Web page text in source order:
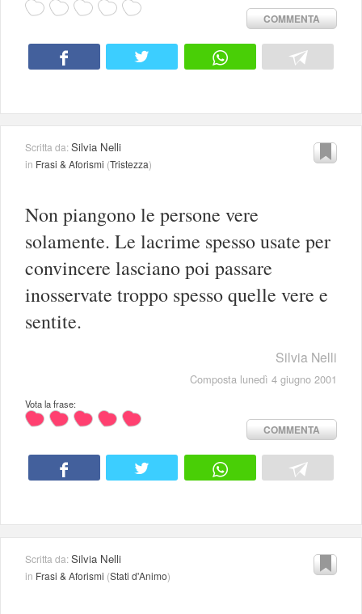
COMMENTA
Scritta da:Silvia Nelli
in Frasi & Aforismi (Tristezza)
Non piangono le persone vere
solamente. Le lacrime spesso usate per
convincere lasciano poi passare
inosservate troppo spesso quelle vere e
sentite.
Silvia Nelli
Composta lunedì 4 giugno 2001
Vota la frase:
COMMENTA
Scritta da:Silvia Nelli
in Frasi & Aforismi (Stati d'Animo)